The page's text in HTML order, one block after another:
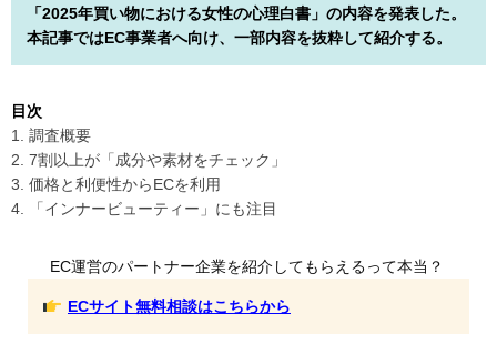
「2025年買い物における女性の心理白書」の内容を発表した。
本記事ではEC事業者へ向け、一部内容を抜粋して紹介する。
目次
1. 調査概要
2. 7割以上が「成分や素材をチェック」
3. 価格と利便性からECを利用
4. 「インナービューティー」にも注目
EC運営のパートナー企業を紹介してもらえるって本当？
ECサイト無料相談はこちらから